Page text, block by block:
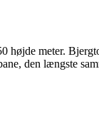
højde meter.
den længste